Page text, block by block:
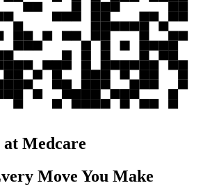
Medcare
Move You Make